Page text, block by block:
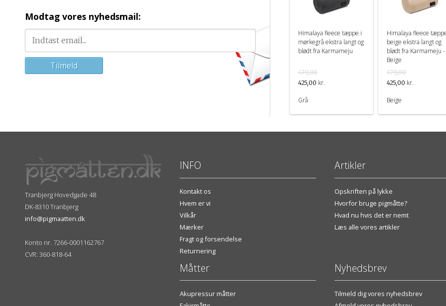
Himalaya fleece tæppe i
mørkegrå ekstra langt og
blødt fra Karmameju
479,00
425,00 kr.
Grå
Himalaya fleece
beige ekstra langt og
blødt fra Karmameju -
Beige
479,00
425,00 kr.
Beige
Modtag vores nyhedsmail:
Tranbjerg Hovedgade 48
DK-8310 Tranbjerg
info@pigmaatten.dk
Konto nr. 7266-0001162767
CVR: 360-818-64
INFO
Kontakt os
Hvem er vi
Vilkår
Mærker
Fragt og forsendelse
Returnering
Måtter
Akupressur måtter
Artikler
Opskriften på lykke
Hvorfor bruge pigmåtte?
Hvad nu hvis det er nemt
Læs alle vores artikler
Nyhedsbrev
Tilmeld dig vores nyhedsbrev